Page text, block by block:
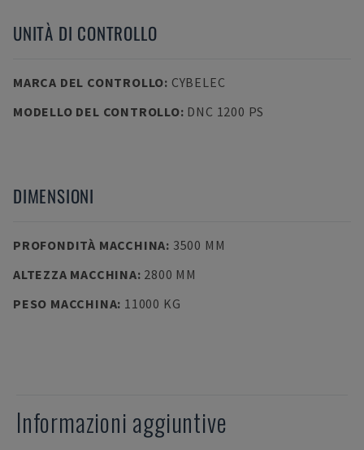
UNITÀ DI CONTROLLO
MARCA DEL CONTROLLO: CYBELEC
MODELLO DEL CONTROLLO: DNC 1200 PS
DIMENSIONI
PROFONDITÀ MACCHINA: 3500 MM
ALTEZZA MACCHINA: 2800 MM
PESO MACCHINA: 11000 KG
Informazioni aggiuntive